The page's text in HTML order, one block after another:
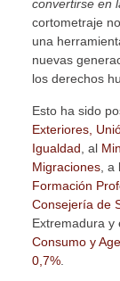
convertirse en
cortometraje
una
nuevas
los derechos
Esto ha sido
Exteriores,
Igualdad , al
Migraciones, a
Formación
Consejería de
Extremadura y
Consumo y
0,7%.